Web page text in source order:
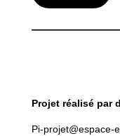
Projet réalisé par
Pi-projet@espace-